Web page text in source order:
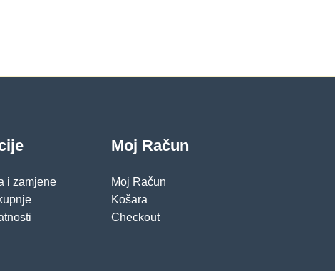
i zamjene
Moj Račun
Moj Račun
Košara
Checkout